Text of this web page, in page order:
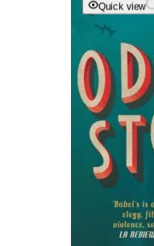
Quick view